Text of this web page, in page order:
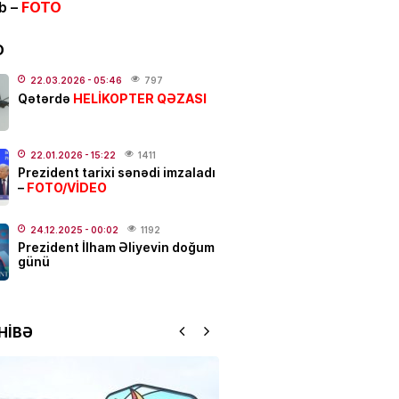
karta köçürmələrə
- 12:04 817
2 avqust, 2026-cı il
- 00:12
qanlı partlayışda yeni
Ad günü keçirilən generalın
oldu
sabiq nazir vəfat
– FOTO
22.03.2026 - 05:46 797
Qətərdə HELİKOPTER QƏZASI
22.01.2026 - 15:22 1411
Prezident tarixi sənədi imzaladı
– FOTO/VİDEO
24.12.2025 - 00:02 1192
Prezident İlham Əliyevin doğum
günü